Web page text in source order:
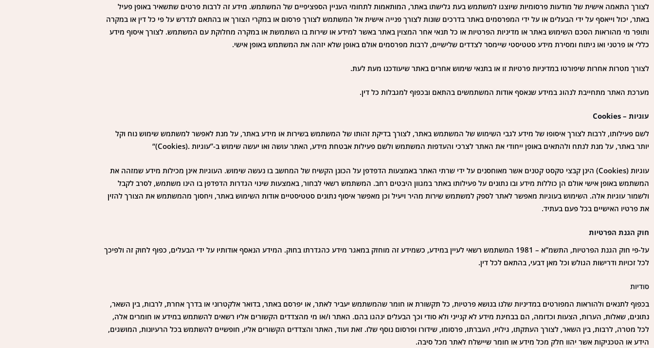
לצורך התאמה אישית של מודעות פרסומיות שיוצגו למשתמש בעת גלישתו באתר, המותאמות לתחומי העניין הספציפיים של המשתמש. מידע זה לרבות פרטים שתשאיר באופן פעיל
באתר, יכול וייאסף על ידי הבעלים או על ידי המפרסמים באתר בדרכים שונות לצורך פנייה אישית אל המשתמש לצורך פרסום או במקרי הצורך או בהתאם לנדרש על פי כל דין או במקרה
ותופר מי מהוראות הסכם השימוש באתר או מדיניות הפרטיות או כל תנאי אחר המצוין באתר באשר למידע או שירות בו השתמשת או במקרה מחלוקת עם המשתמש. לצורך איסוף מידע
כללי או פרטני ואו ניתוח ומסירת מידע סטטיסטי שיימסר לצדדים שלישיים, לרבות מפרסמים אולם באופן שלא יזהה את המשתמש באופן אישי.
לצורך מטרות אחרות שיפורטו במדיניות פרטיות זו או בתנאי שימוש אחרים באתר שיעודכנו מעת לעת.
מערכת האתר מתחייבת לנהוג במידע שנאסף אודות המשתמשים בהתאם ובכפוף למגבלות כל דין.
עוגיות – Cookies
לשם פעילותו, לרבות לצורך איסופו של מידע לגבי השימוש של המשתמש באתר, לצורך בדיקת זהותו של המשתמש בשירות או מידע באתר, על מנת לאפשר למשתמש שימוש נוח וקל
יותר באתר, על מנת לנתח ולהתאים באופן ייחודי את האתר לצרכי והעדפות המשתמש ולשם פעילות אבטחת מידע, האתר עושה ואו יעשה שימוש ב-”עוגיות .(Cookies)“
עוגיות (Cookies) הינן קבצי טקסט קטנים אשר מאוחסנים על ידי שרתי האתר באמצעות הדפדפן על הכונן הקשיח של המחשב בו נעשה שימוש. העוגיות אינן מכילות מידע שמזהה את
המשתמש באופן אישי אולם הן כוללות מידע ובו נתונים על פעילותו באתר במגוון היבטים רחב. המשתמש רשאי לבחור, באמצעות שינוי הגדרות הדפדפן בו הינו משתמש, לסרב לקבל
ולשמור עוגיות אלה. השימוש בעוגיות מאפשר לאתר לספק למשתמש שירות מהיר ויעיל וכן מאפשר איסוף נתונים סטטיסטיים אודות השימוש באתר, ויחסוך מהמשתמש את הצורך להזין
את פרטיו האישיים בכל פעם בעתיד.
חוק הגנת הפרטיות
על-פי חוק הגנת הפרטיות, התשמ”א – 1981 המשתמש רשאי לעיין במידע, כשמידע זה מוחזק במאגר מידע כהגדרתו בחוק. המידע הנאסף אודותיו על ידי הבעלים, כפוף לחוק זה ולפיכך
לכל זכויות ודרישות הגולש וכל מאן דבעי, בהתאם לכל דין.
סודיות
בכפוף לתנאים ולהוראות המפורטים במדיניות שלנו בנושא פרטיות, כל תקשורת או חומר שהמשתמש יעביר לאתר, או יפרסם באתר, בדואר אלקטרוני או בדרך אחרת, לרבות, בין השאר,
נתונים, שאלות, הערות, הצעות וכדומה, הם בבחינת מידע לא קנייני ולא סודי וכך הבעלים ינהגו בהם. האתר ו/או מי מהצדדים הקשורים אליו רשאים להשתמש במידע או חומרים אלה,
לכל מטרה, לרבות, בין השאר, לצורך העתקתו, גילויו, העברתו, פרסומו, שידורו ופרסום נוסף שלו. זאת ועוד, האתר והצדדים הקשורים אליו, חופשיים להשתמש בכל הרעיונות, המושגים,
הידע או הטכניקות אשר יהוו חלק מכל מידע או חומר שיישלח לאתר מכל סיבה.